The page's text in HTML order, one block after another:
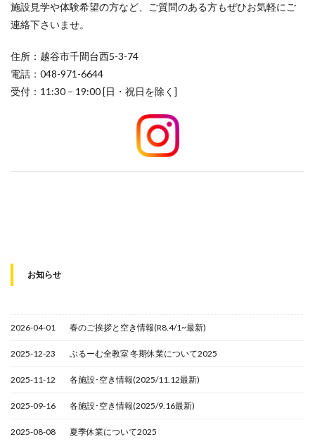
施設見学や体験希望の方など、ご質問のある方もぜひお気軽にご
連絡下さいませ。
住所：越谷市千間台西5-3-74
電話：048-971-6644
受付：11:30 – 19:00 [日・祝日を除く]
お知らせ
2026-04-01 春のご挨拶と空き情報(R8.4/1~最新)
2025-12-23 ぶるーむ全教室 冬期休業について2025
2025-11-12 各施設･空き情報(2025/11.12最新)
2025-09-16 各施設･空き情報(2025/9.16最新)
2025-08-08 夏季休業について2025